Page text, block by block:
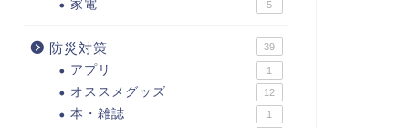
家電 5
防災対策 39
アプリ 1
オススメグッズ 12
本・雑誌 1